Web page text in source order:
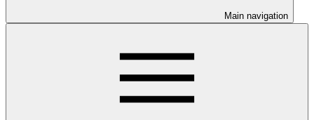
Main navigation